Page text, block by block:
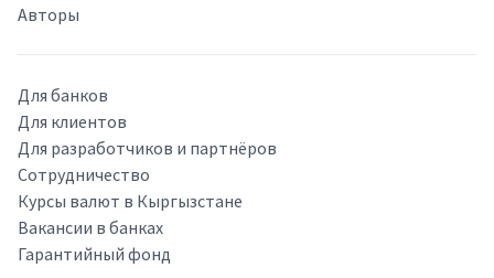
Авторы
Для банков
Для клиентов
Для разработчиков и партнёров
Сотрудничество
Курсы валют в Кыргызстане
Вакансии в банках
Гарантийный фонд